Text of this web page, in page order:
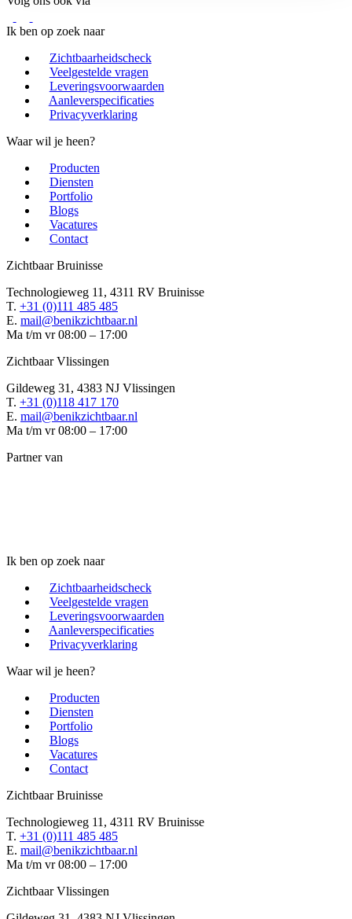
Ik ben op zoek naar
Zichtbaarheidscheck
Veelgestelde vragen
Leveringsvoorwaarden
Aanleverspecificaties
Privacyverklaring
Waar wil je heen?
Producten
Diensten
Portfolio
Blogs
Vacatures
Contact
Zichtbaar Bruinisse
Technologieweg 11, 4311 RV Bruinisse
T. +31 (0)111 485 485
E. mail@benikzichtbaar.nl
Ma t/m vr 08:00 – 17:00
Zichtbaar Vlissingen
Gildeweg 31, 4383 NJ Vlissingen
T. +31 (0)118 417 170
E. mail@benikzichtbaar.nl
Ma t/m vr 08:00 – 17:00
Partner van
Ik ben op zoek naar
Zichtbaarheidscheck
Veelgestelde vragen
Leveringsvoorwaarden
Aanleverspecificaties
Privacyverklaring
Waar wil je heen?
Producten
Diensten
Portfolio
Blogs
Vacatures
Contact
Zichtbaar Bruinisse
Technologieweg 11, 4311 RV Bruinisse
T. +31 (0)111 485 485
E. mail@benikzichtbaar.nl
Ma t/m vr 08:00 – 17:00
Zichtbaar Vlissingen